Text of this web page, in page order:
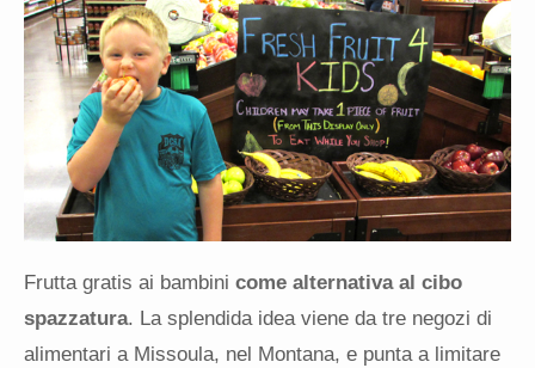
Frutta gratis ai bambini come alternativa al cibo
spazzatura. La splendida idea viene da tre negozi di
alimentari a Missoula, nel Montana, e punta a limitare